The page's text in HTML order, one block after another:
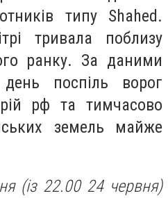
типу Shahed.
тривала поблизу
ранку. За даними
поспіль ворог
рф та тимчасово
земель майже
(із 22.00 24 червня)